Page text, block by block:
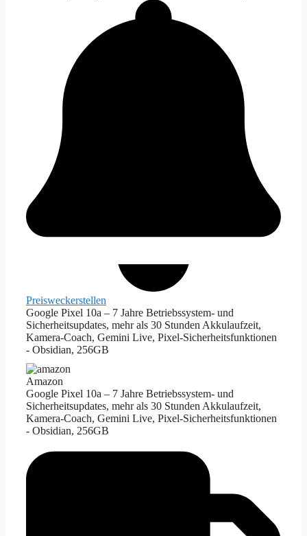
Preisweckerstellen
Google Pixel 10a – 7 Jahre Betriebssystem- und
Sicherheitsupdates, mehr als 30 Stunden Akkulaufzeit,
Kamera-Coach, Gemini Live, Pixel-Sicherheitsfunktionen
- Obsidian, 256GB
Amazon
Google Pixel 10a – 7 Jahre Betriebssystem- und
Sicherheitsupdates, mehr als 30 Stunden Akkulaufzeit,
Kamera-Coach, Gemini Live, Pixel-Sicherheitsfunktionen
- Obsidian, 256GB